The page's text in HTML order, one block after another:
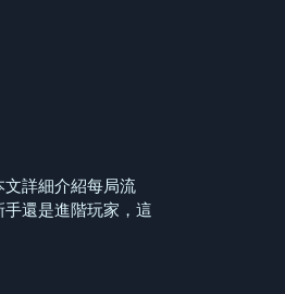
詳細介紹每局流
還是進階玩家，這